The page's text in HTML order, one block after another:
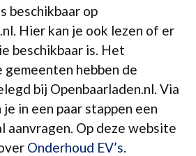
beschikbaar op
Hier kan je ook lezen of er
beschikbaar is. Het
gemeenten hebben de
bij Openbaarladen.nl. Via
in een paar stappen een
aanvragen. Op deze website
Onderhoud EV’s.